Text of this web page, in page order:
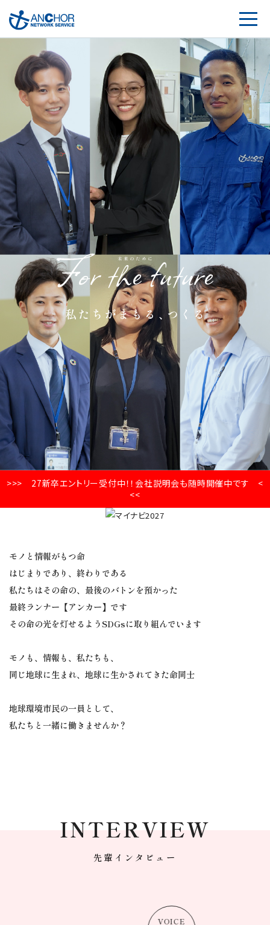
>>> 27新卒エントリー受付中！！会社説明会も随時開催中です <
<<
モノと情報がもつ命
はじまりであり、終わりである
私たちはその命の、最後のバトンを預かった
最終ランナー【アンカー】です
その命の光を灯せるようSDGsに取り組んでいます
モノも、情報も、私たちも、
同じ地球に生まれ、地球に生かされてきた命同士
地球環境市民の一員として、
私たちと一緒に働きませんか？
INTERVIEW
先輩インタビュー